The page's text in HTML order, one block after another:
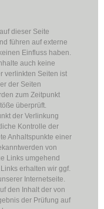
dieser Seite
führen auf externe
Einfluss haben.
auch keine
verlinkten Seiten ist
der Seiten
zum Zeitpunkt
überprüft.
der Verlinkung
Kontrolle der
Anhaltspunkte einer
von
Links umgehend
erhalten wir ggf.
Internetseite.
den Inhalt der von
der Prüfung auf